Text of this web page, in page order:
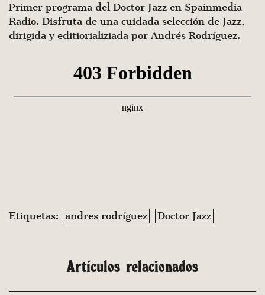
Primer programa del Doctor Jazz en Spainmedia
Radio. Disfruta de una cuidada selección de Jazz,
dirigida y editiorializiada por Andrés Rodríguez.
Etiquetas: andres rodríguez Doctor Jazz
Artículos relacionados